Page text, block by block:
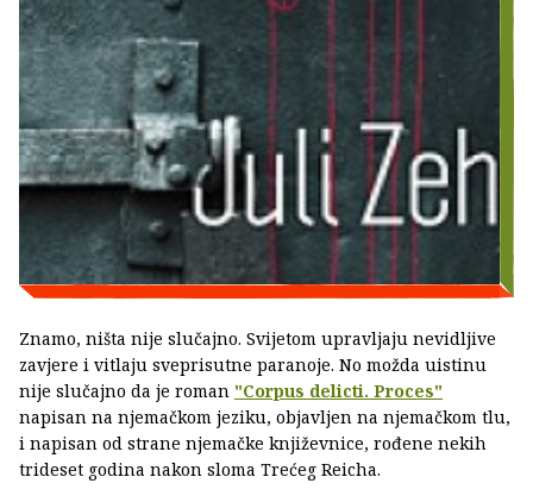
Znamo, ništa nije slučajno. Svijetom upravljaju nevidljive
zavjere i vitlaju sveprisutne paranoje. No možda uistinu
nije slučajno da je roman "Corpus delicti. Proces"
napisan na njemačkom jeziku, objavljen na njemačkom tlu,
i napisan od strane njemačke književnice, rođene nekih
trideset godina nakon sloma Trećeg Reicha.